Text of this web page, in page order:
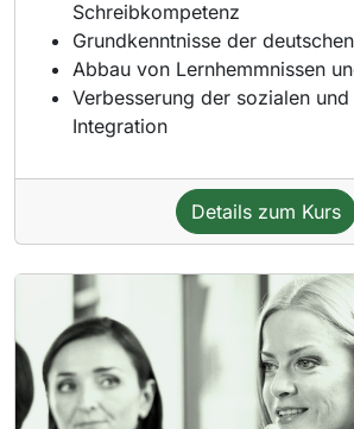
Schreibkompetenz
Grundkenntnisse der
Abbau von Lernhemmnissen
Verbesserung der sozialen
Integration
Details zum Kurs